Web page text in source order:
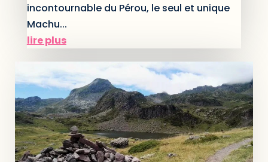
incontournable du Pérou, le seul et unique
Machu...
lire plus